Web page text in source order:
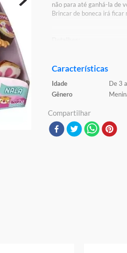
não para até ganhá-la de
Brincar de boneca irá
Registro: 003607/2021
Características:
Conteúdo da Embalagem:
Ref: BR2119
Marca: Multikids
Modelo: Cry Babies
Idade Indicada: 4+
Características
Idade De 3
Gênero
Compartilhar